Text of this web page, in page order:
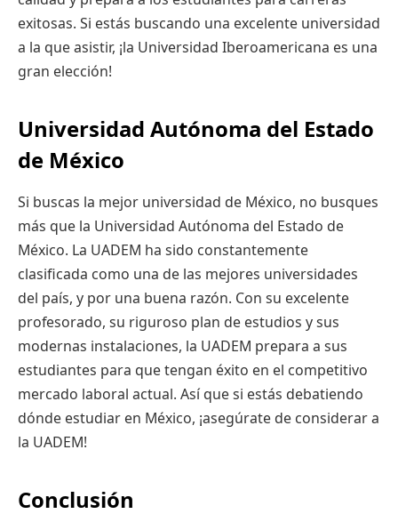
exitosas. Si estás buscando una excelente universidad
a la que asistir, ¡la Universidad Iberoamericana es una
gran elección!
Universidad Autónoma del Estado
de México
Si buscas la mejor universidad de México, no busques
más que la Universidad Autónoma del Estado de
México. La UADEM ha sido constantemente
clasificada como una de las mejores universidades
del país, y por una buena razón. Con su excelente
profesorado, su riguroso plan de estudios y sus
modernas instalaciones, la UADEM prepara a sus
estudiantes para que tengan éxito en el competitivo
mercado laboral actual. Así que si estás debatiendo
dónde estudiar en México, ¡asegúrate de considerar a
la UADEM!
Conclusión